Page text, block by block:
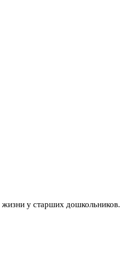
у старших дошкольников.